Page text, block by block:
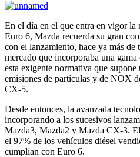
En el día en el que entra en vigor la
Euro 6, Mazda recuerda su gran
con el lanzamiento, hace ya más
mercado que incorporaba una
esta exigente normativa que
emisiones de partículas y de NOX
CX-5.
Desde entonces, la avanzada
incorporando a los sucesivos
Mazda3, Mazda2 y Mazda CX-3.
el 97% de los vehículos diésel
cumplían con Euro 6.